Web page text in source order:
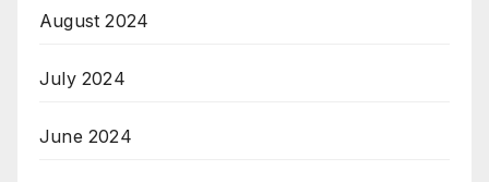
August 2024
July 2024
June 2024